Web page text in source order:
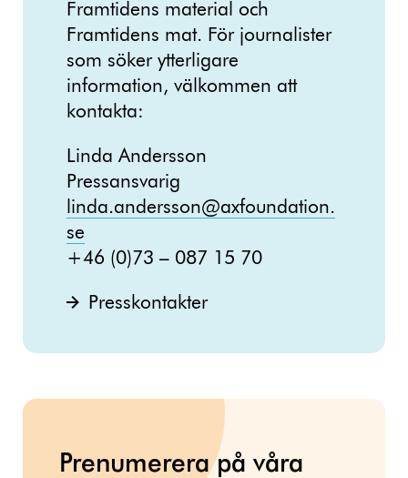
Framtidens material och
Framtidens mat. För journalister
som söker ytterligare
information, välkommen att
kontakta:
Linda Andersson
Pressansvarig
linda.andersson@axfoundation.
se
+46 (0)73 – 087 15 70
Presskontakter
Prenumerera på våra